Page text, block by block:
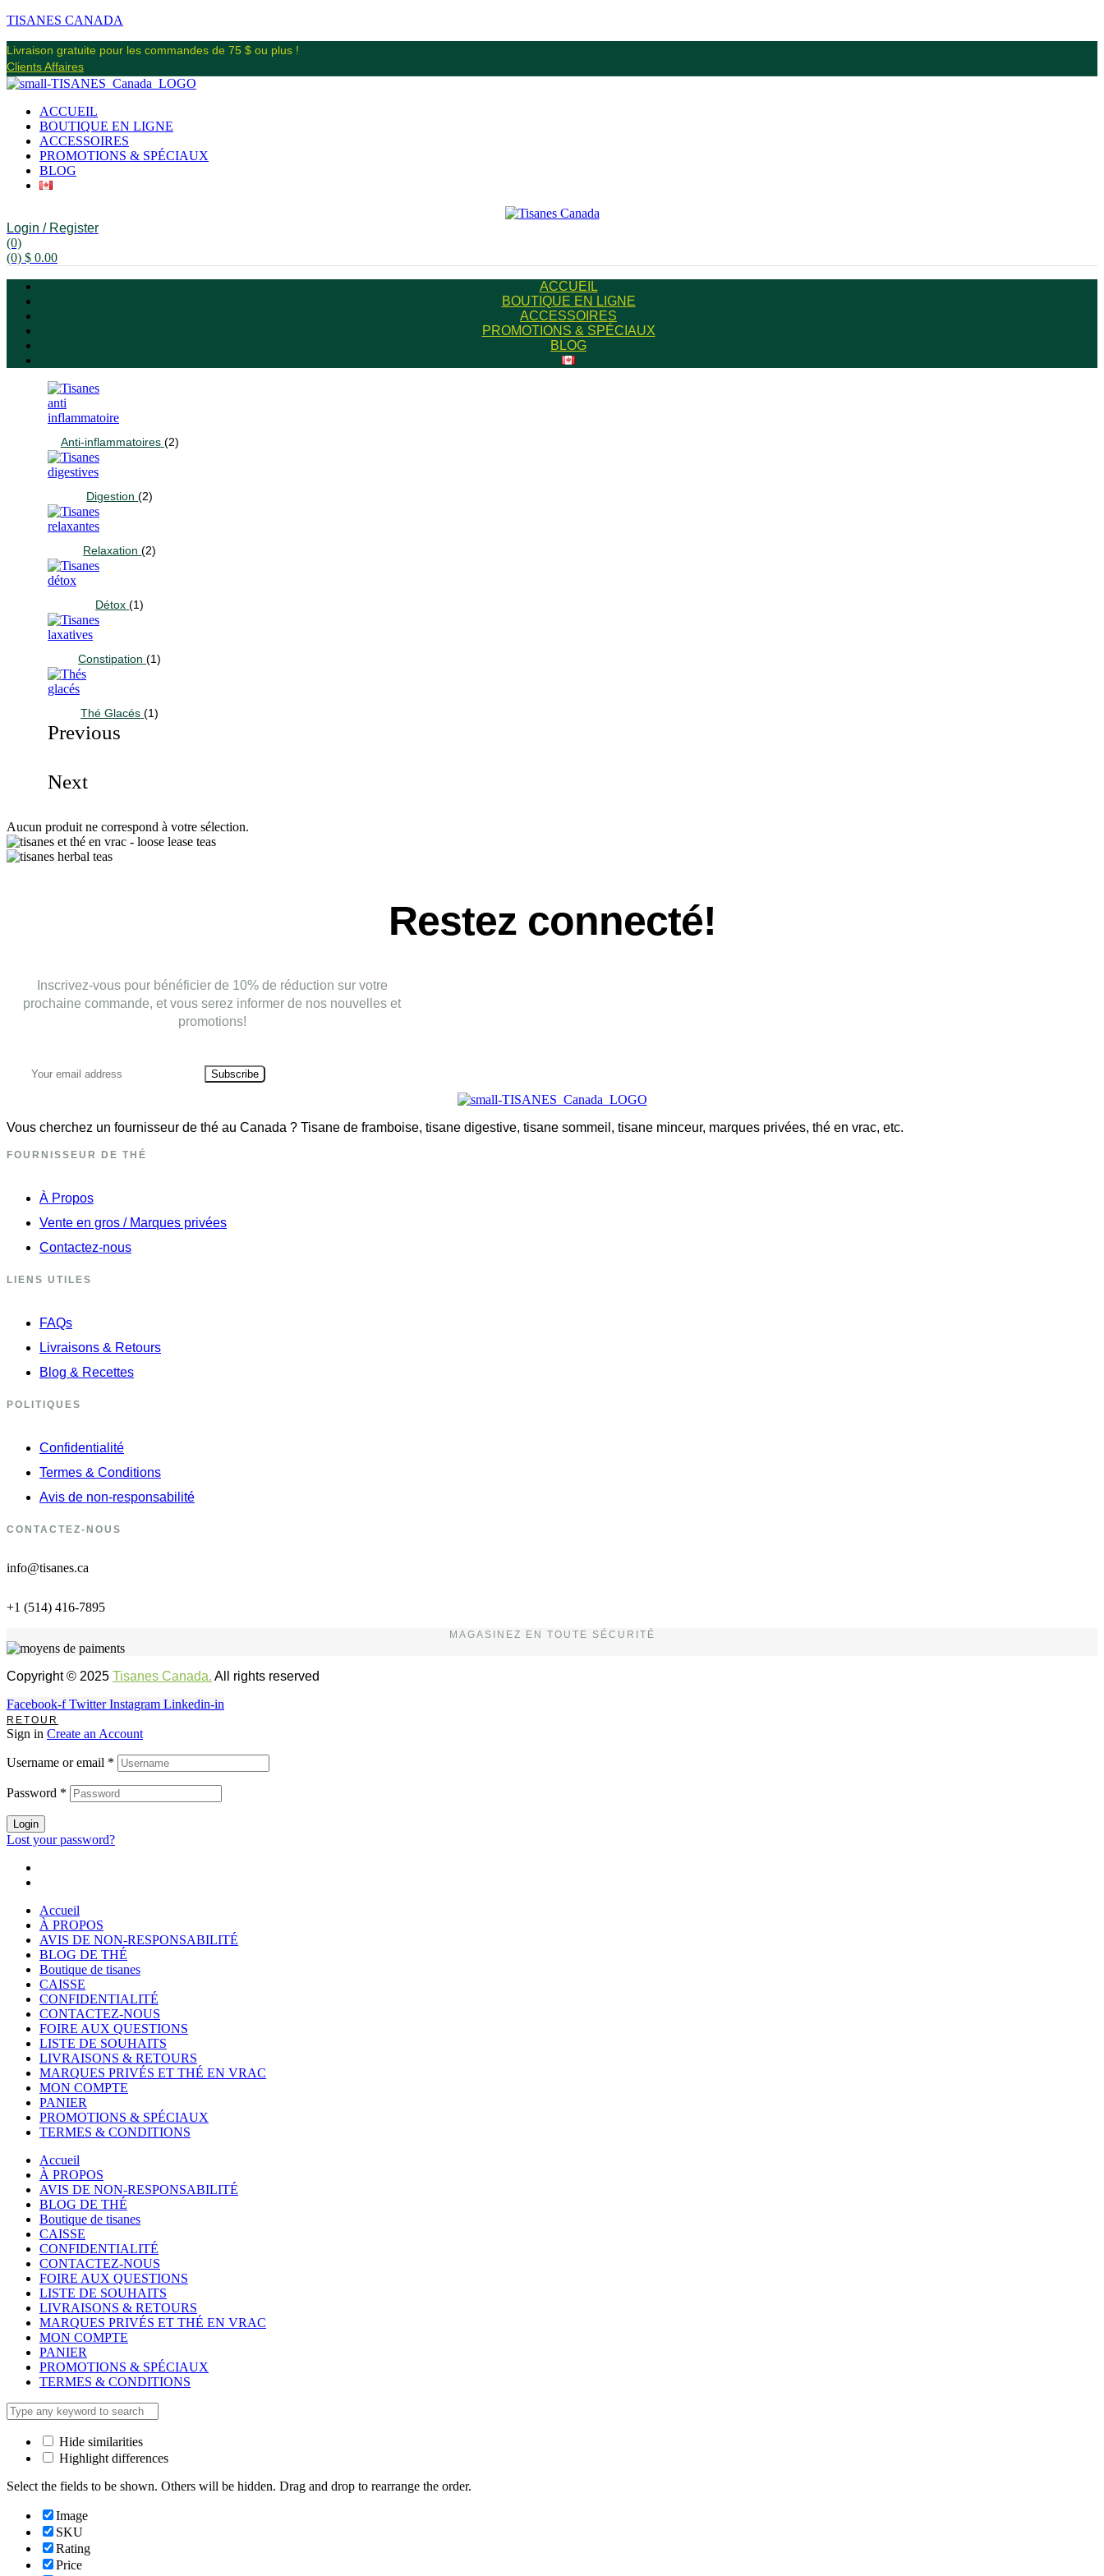
TISANES CANADA
Livraison gratuite pour les commandes de 75 $ ou plus !
Clients Affaires
ACCUEIL
BOUTIQUE EN LIGNE
ACCESSOIRES
PROMOTIONS & SPÉCIAUX
BLOG
Login / Register
(0)
(0) $ 0.00
ACCUEIL
BOUTIQUE EN LIGNE
ACCESSOIRES
PROMOTIONS & SPÉCIAUX
BLOG
Anti-inflammatoires (2)
Digestion (2)
Relaxation (2)
Détox (1)
Constipation (1)
Thé Glacés (1)
Previous
Next
Aucun produit ne correspond à votre sélection.
Restez connecté!
Inscrivez-vous pour bénéficier de 10% de réduction sur votre
prochaine commande, et vous serez informer de nos nouvelles et
promotions!
Subscribe
Vous cherchez un fournisseur de thé au Canada ? Tisane de framboise, tisane digestive, tisane sommeil, tisane minceur, marques privées, thé en vrac, etc.
FOURNISSEUR DE THÉ
À Propos
Vente en gros / Marques privées
Contactez-nous
LIENS UTILES
FAQs
Livraisons & Retours
Blog & Recettes
POLITIQUES
Confidentialité
Termes & Conditions
Avis de non-responsabilité
CONTACTEZ-NOUS
info@tisanes.ca
+1 (514) 416-7895
MAGASINEZ EN TOUTE SÉCURITÉ
Copyright © 2025 Tisanes Canada. All rights reserved
Facebook-f Twitter Instagram Linkedin-in
RETOUR
Sign in Create an Account
Username or email *
Password *
Login
Lost your password?
Accueil
À PROPOS
AVIS DE NON-RESPONSABILITÉ
BLOG DE THÉ
Boutique de tisanes
CAISSE
CONFIDENTIALITÉ
CONTACTEZ-NOUS
FOIRE AUX QUESTIONS
LISTE DE SOUHAITS
LIVRAISONS & RETOURS
MARQUES PRIVÉS ET THÉ EN VRAC
MON COMPTE
PANIER
PROMOTIONS & SPÉCIAUX
TERMES & CONDITIONS
Accueil
À PROPOS
AVIS DE NON-RESPONSABILITÉ
BLOG DE THÉ
Boutique de tisanes
CAISSE
CONFIDENTIALITÉ
CONTACTEZ-NOUS
FOIRE AUX QUESTIONS
LISTE DE SOUHAITS
LIVRAISONS & RETOURS
MARQUES PRIVÉS ET THÉ EN VRAC
MON COMPTE
PANIER
PROMOTIONS & SPÉCIAUX
TERMES & CONDITIONS
Hide similarities
Highlight differences
Select the fields to be shown. Others will be hidden. Drag and drop to rearrange the order.
Image
SKU
Rating
Price